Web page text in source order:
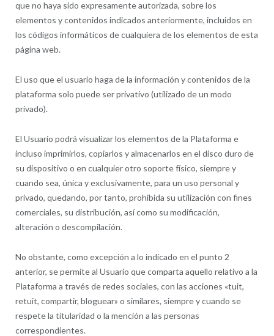
que no haya sido expresamente autorizada, sobre los
elementos y contenidos indicados anteriormente, incluidos en
los códigos informáticos de cualquiera de los elementos de esta
página web.
El uso que el usuario haga de la información y contenidos de la
plataforma solo puede ser privativo (utilizado de un modo
privado).
El Usuario podrá visualizar los elementos de la Plataforma e
incluso imprimirlos, copiarlos y almacenarlos en el disco duro de
su dispositivo o en cualquier otro soporte físico, siempre y
cuando sea, única y exclusivamente, para un uso personal y
privado, quedando, por tanto, prohibida su utilización con fines
comerciales, su distribución, así como su modificación,
alteración o descompilación.
No obstante, como excepción a lo indicado en el punto 2
anterior, se permite al Usuario que comparta aquello relativo a la
Plataforma a través de redes sociales, con las acciones «tuit,
retuit, compartir, bloguear» o similares, siempre y cuando se
respete la titularidad o la mención a las personas
correspondientes.